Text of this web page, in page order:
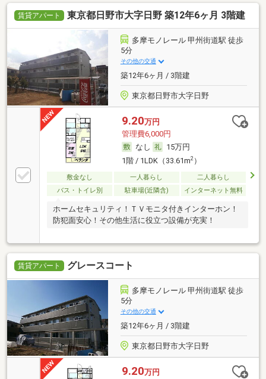
賃貸アパート 東京都日野市大字日野 築12年6ヶ月 3階建
多摩モノレール 甲州街道駅 徒歩
5分
その他の交通
築12年6ヶ月 / 3階建
東京都日野市大字日野
9.20万円
管理費6,000円
なし
15万円
1階 / 1LDK（33.61m2）
敷金なし 一人暮らし
二人暮らし
バス・トイレ別
駐車場(近隣含) インターネット無料
ホームセキュリティ！ＴＶモニタ付きインターホン！
防犯面安心！その他生活に役立つ設備が充実！
賃貸アパート グレースコート
多摩モノレール 甲州街道駅 徒歩
5分
その他の交通
築12年6ヶ月 / 3階建
東京都日野市大字日野
9.20万円